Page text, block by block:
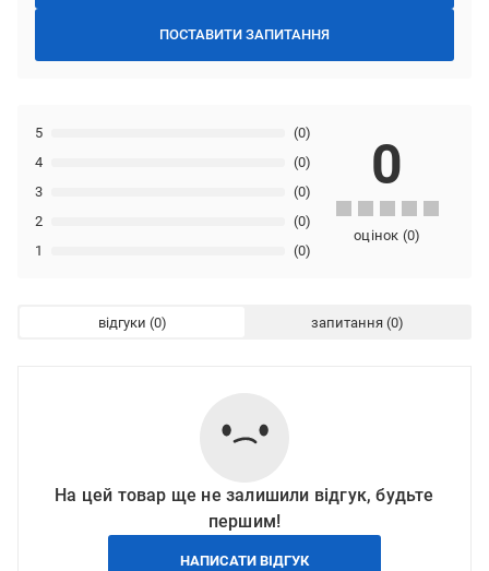
ПОСТАВИТИ ЗАПИТАННЯ
1 (0)
2 (0)
3 (0)
4 (0)
5 (0)
0
оцінок (0)
відгуки запитання
На цей товар ще не залишили відгук, будьте
першим!
НАПИСАТИ ВІДГУК